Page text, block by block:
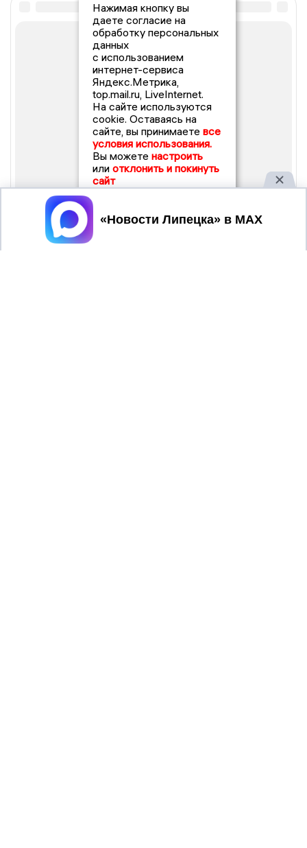
Нажимая кнопку вы
даете согласие на
обработку персональных
данных
с использованием
интернет-сервиса
Яндекс.Метрика,
top.mail.ru, LiveInternet.
На сайте используются
cookie. Оставаясь на
сайте, вы принимаете все
условия использования.
Вы можете настроить
или отклонить и покинуть
сайт
Принять